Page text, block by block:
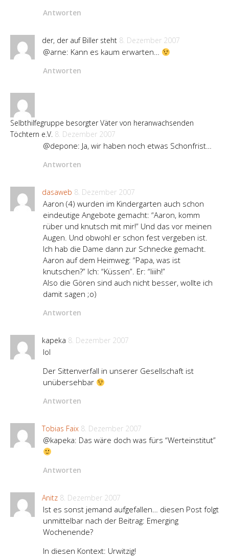
Antworten
der, der auf Biller steht 8. Dezember 2007
@arne: Kann es kaum erwarten…
Antworten
Selbthilfegruppe besorgter Väter von heranwachsenden
Töchtern e.V. 8. Dezember 2007
@depone: Ja, wir haben noch etwas Schonfrist…
Antworten
dasaweb 8. Dezember 2007
Aaron (4) wurden im Kindergarten auch schon
eindeutige Angebote gemacht: “Aaron, komm
rüber und knutsch mit mir!” Und das vor meinen
Augen. Und obwohl er schon fest vergeben ist.
Ich hab die Dame dann zur Schnecke gemacht.
Aaron auf dem Heimweg: “Papa, was ist
knutschen?” Ich: “Küssen”. Er: “Iiiih!”
Also die Gören sind auch nicht besser, wollte ich
damit sagen ;o)
Antworten
kapeka 8. Dezember 2007
lol
Der Sittenverfall in unserer Gesellschaft ist
unübersehbar
Antworten
Tobias Faix 8. Dezember 2007
@kapeka: Das wäre doch was fürs “Werteinstitut”
Antworten
Anitz 8. Dezember 2007
Ist es sonst jemand aufgefallen… diesen Post folgt
unmittelbar nach der Beitrag: Emerging
Wochenende?
In diesen Kontext: Urwitzig!